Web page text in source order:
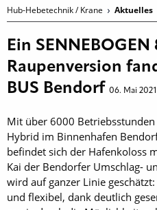
Hub-Hebetechnik / Krane Aktuelles
Ein
Raupenversion
BUS Bendorf 06. Mai 2021
Mit über 6000 Betriebsstunden
Hybrid im Binnenhafen
befindet sich der Hafenkoloss
Kai der Bendorfer Umschlag-
wird auf ganzer Linie
und flexibel, dank deutlich